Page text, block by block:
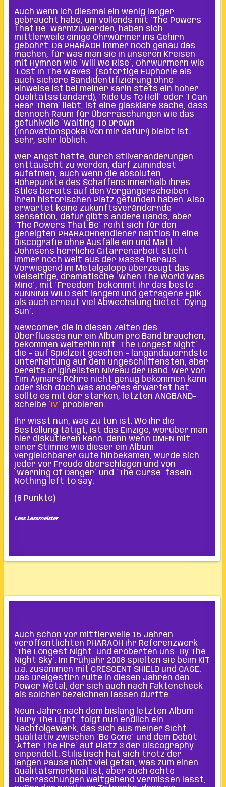
Auch wenn ich diesmal ein wenig länger
gebraucht habe, um vollends mit ´The Powers
That Be´ warmzuwerden, haben sich
mittlerweile einige Ohrwürmer ins Gehirn
gebohrt. Da PHARAOH immer noch genau das
machen, für was man sie in unseren Kreisen
mit Hymnen wie ´Will We Rise´, Ohrwürmern wie
´Lost In The Waves´ (sofortige Euphorie als
auch sichere Bandidentifizierung ohne
Hinweise ist bei meiner Karin stets ein hoher
Qualitätsstandard), ´Ride Us To Hell´ oder ´I Can
Hear Them´ liebt, ist eine glasklare Sache, dass
dennoch Raum für Überraschungen wie das
gefühlvolle ´Waiting To Drown´
(Innovationspokal von mir dafür!) bleibt ist…
sehr, sehr löblich.
Wer Angst hatte, durch Stilveränderungen
enttäuscht zu werden, darf zumindest
aufatmen, auch wenn die absoluten
Höhepunkte des Schaffens innerhalb ihres
Stiles bereits auf den Vorgängerscheiben
ihren historischen Platz gefunden haben. Also
erwartet keine zukunftsverändernde
Sensation, dafür gibt’s andere Bands, aber
´The Powers That Be´ reiht sich für den
geneigten PHARAOHnendiener nahtlos in eine
Discografie ohne Ausfälle ein und Matt
Johnsens herrliche Gitarrenarbeit sticht
immer noch weit aus der Masse heraus.
Vorwiegend im Metalgalopp überzeugt das
vielseitige, dramatische ´When The World Was
Mine´, mit ´Freedom´ bekommt ihr das beste
RUNNING WILD seit langem und getragene Epik
als auch erneut viel Abwechslung bietet ´Dying
Sun´.
Newcomer, die in diesen Zeiten des
Überflusses nur ein Album pro Band brauchen,
bekommen weiterhin mit ´The Longest Night´
die – auf Spielzeit gesehen – langandauerndste
Unterhaltung auf dem ungeschliffensten, aber
bereits originellsten Niveau der Band. Wer von
Tim Aymars Röhre nicht genug bekommen kann
oder sich doch was anderes erwartet hat,
sollte es mit der starken, letzten ANGBAND-
Scheibe ´ IV´ probieren.
Ihr wisst nun, was zu tun ist. Wo ihr die
Bestellung tätigt, ist das Einzige, worüber man
hier diskutieren kann, denn wenn OMEN mit
einer Stimme wie dieser ein Album
vergleichbarer Güte hinbekämen, würde sich
jeder vor Freude überschlagen und von
´Warning Of Danger´ und ´The Curse´ faseln.
Nothing left to say.
(8 Punkte)
Less Lessmeister
Auch schon vor mittlerweile 15 Jahren
veröffentlichten PHARAOH ihr Referenzwerk
´The Longest Night´ und eroberten uns ´By The
Night Sky´. Im Frühjahr 2008 spielten sie beim KIT
u.a. zusammen mit CRESCENT SHIELD und CAGE.
Das Dreigestirn rulte in diesen Jahren den
Power Metal, der sich auch nach Faktencheck
als solcher bezeichnen lassen durfte.
Neun Jahre nach dem bislang letzten Album
´Bury The Light´ folgt nun endlich ein
Nachfolgewerk, das sich aus meiner Sicht
qualitativ zwischen ´Be Gone´ und dem Debüt
´After The Fire´ auf Platz 3 der Discography
einpendelt. Stilistisch hat sich trotz der
langen Pause nicht viel getan, was zum einen
Qualitätsmerkmal ist, aber auch echte
Überraschungen weitgehend vermissen lässt,